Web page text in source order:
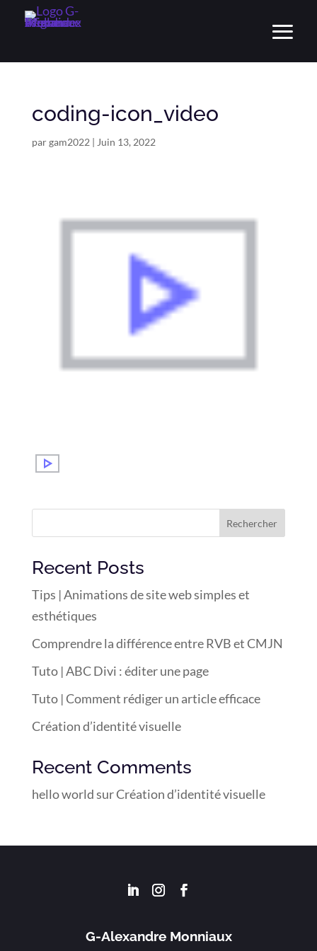
coding-icon_video
pargam2022 | Juin 13, 2022
Rechercher
Recent Posts
Tips | Animations de site web simples et
esthétiques
Comprendre la différence entre RVB et CMJN
Tuto | ABC Divi : éditer une page
Tuto | Comment rédiger un article efficace
Création d’identité visuelle
Recent Comments
hello worldsurCréation d’identité visuelle
G-Alexandre Monniaux